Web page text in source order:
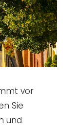
vor
Sie
und